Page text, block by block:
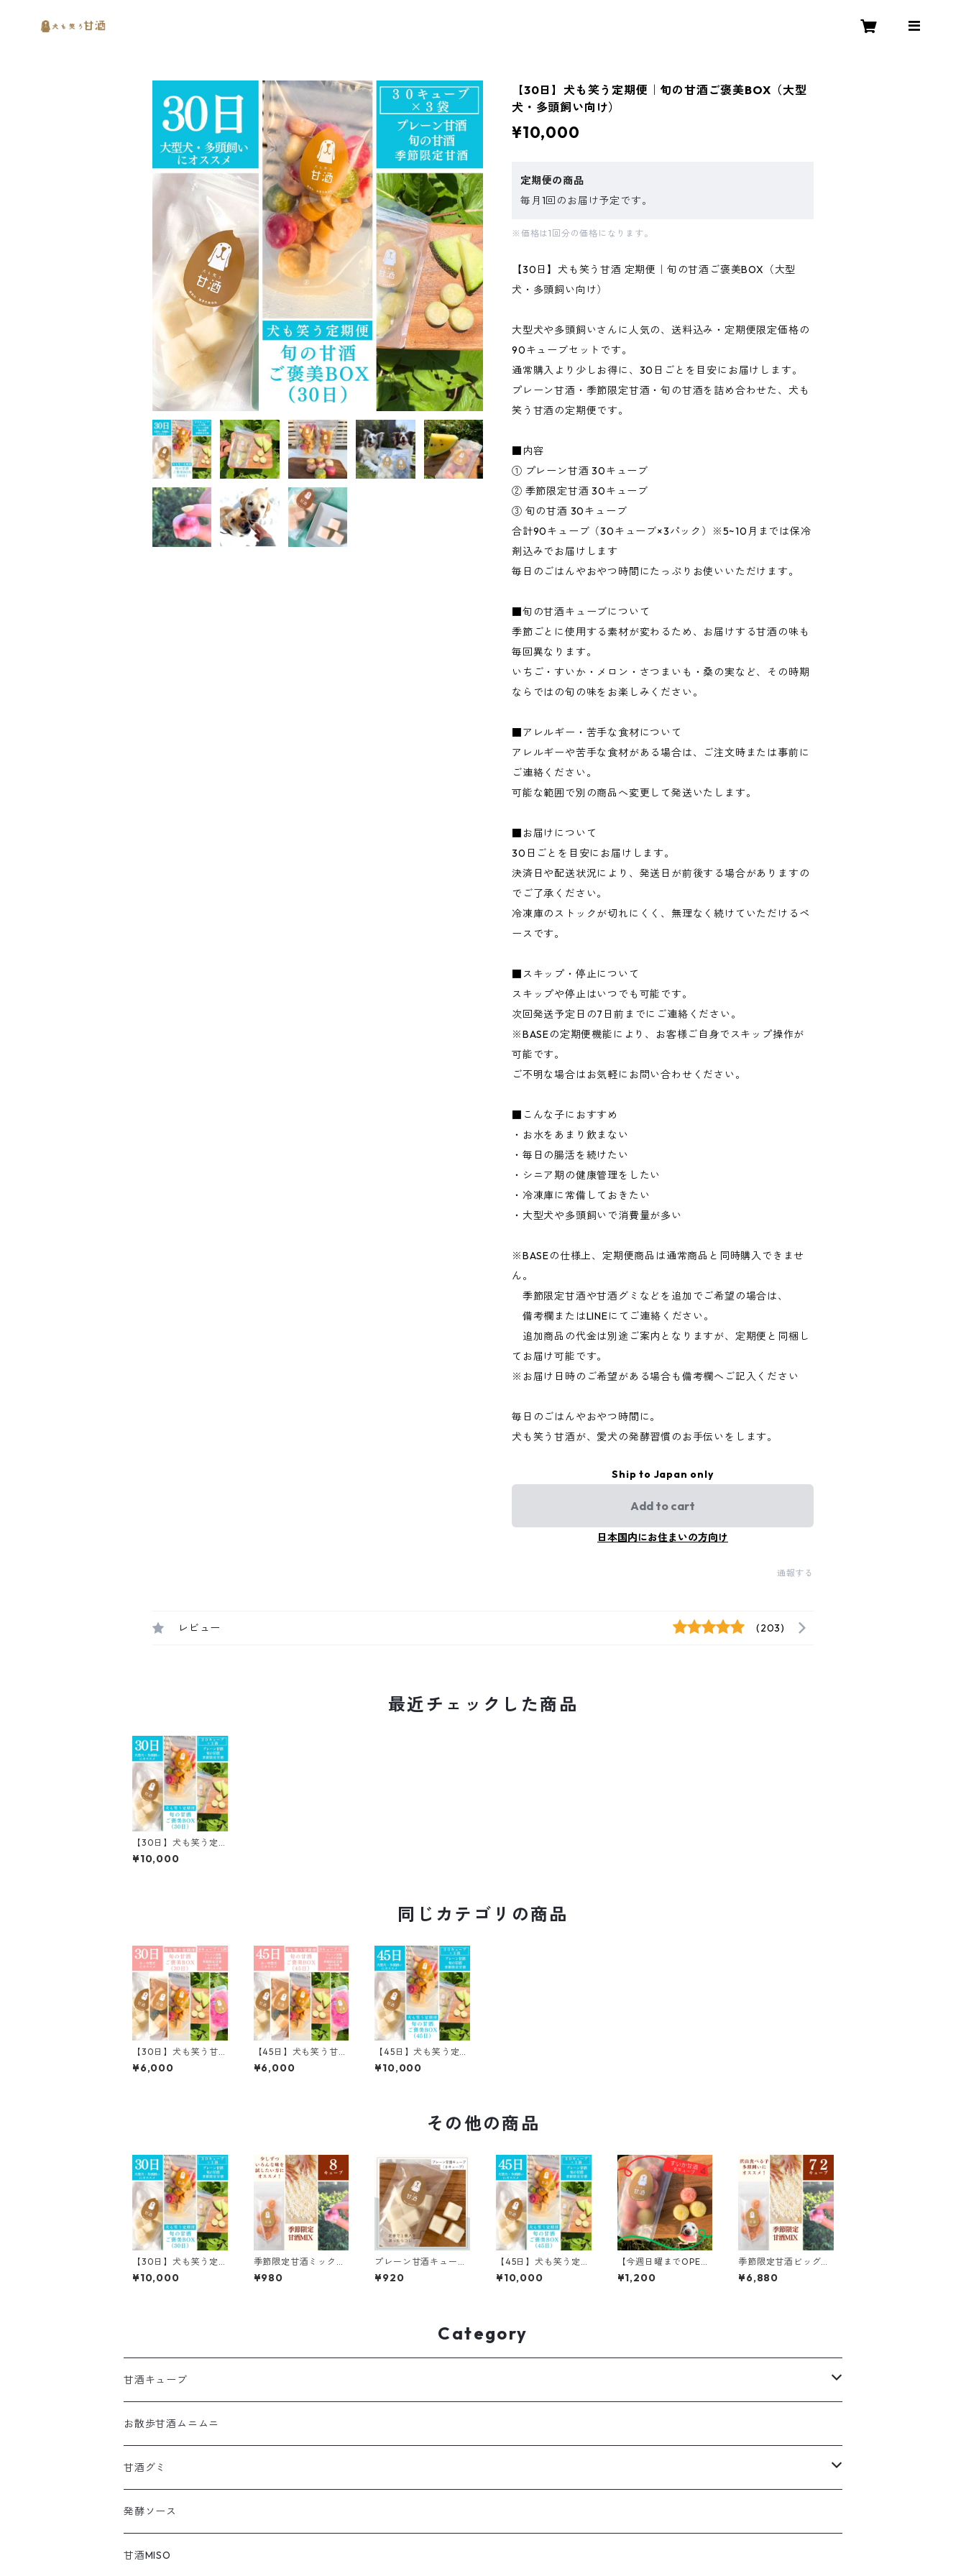
【30日】犬も笑う定期便｜旬の甘酒ご褒美BOX（大型
犬・多頭飼い向け）
¥10,000
定期便の商品
毎月1回のお届け予定です。
※価格は1回分の価格になります。
【30日】犬も笑う甘酒 定期便｜旬の甘酒ご褒美BOX（大型
犬・多頭飼い向け）
大型犬や多頭飼いさんに人気の、送料込み・定期便限定価格の
90キューブセットです。
通常購入より少しお得に、30日ごとを目安にお届けします。
プレーン甘酒・季節限定甘酒・旬の甘酒を詰め合わせた、犬も
笑う甘酒の定期便です。
■内容
① プレーン甘酒 30キューブ
② 季節限定甘酒 30キューブ
③ 旬の甘酒 30キューブ
合計90キューブ（30キューブ×3パック）※5~10月までは保冷
剤込みでお届けします
毎日のごはんやおやつ時間にたっぷりお使いいただけます。
■旬の甘酒キューブについて
季節ごとに使用する素材が変わるため、お届けする甘酒の味も
毎回異なります。
いちご・すいか・メロン・さつまいも・桑の実など、その時期
ならではの旬の味をお楽しみください。
■アレルギー・苦手な食材について
アレルギーや苦手な食材がある場合は、ご注文時または事前に
ご連絡ください。
可能な範囲で別の商品へ変更して発送いたします。
■お届けについて
30日ごとを目安にお届けします。
決済日や配送状況により、発送日が前後する場合がありますの
でご了承ください。
冷凍庫のストックが切れにくく、無理なく続けていただけるペ
ースです。
■スキップ・停止について
スキップや停止はいつでも可能です。
次回発送予定日の7日前までにご連絡ください。
※BASEの定期便機能により、お客様ご自身でスキップ操作が
可能です。
ご不明な場合はお気軽にお問い合わせください。
■こんな子におすすめ
・お水をあまり飲まない
・毎日の腸活を続けたい
・シニア期の健康管理をしたい
・冷凍庫に常備しておきたい
・大型犬や多頭飼いで消費量が多い
※BASEの仕様上、定期便商品は通常商品と同時購入できませ
ん。
季節限定甘酒や甘酒グミなどを追加でご希望の場合は、
備考欄またはLINEにてご連絡ください。
追加商品の代金は別途ご案内となりますが、定期便と同梱し
てお届け可能です。
※お届け日時のご希望がある場合も備考欄へご記入ください
毎日のごはんやおやつ時間に。
犬も笑う甘酒が、愛犬の発酵習慣のお手伝いをします。
Ship to Japan only
Add to cart
日本国内にお住まいの方向け
通報する
レビュー (203)
最近チェックした商品
【30日】犬も笑う定
期便｜旬の甘酒ご褒美
BOX（大型犬・多頭飼
¥10,000
同じカテゴリの商品
【30日】犬も笑う甘
酒 定期便｜旬の甘酒お
楽しみBOX（小・中型
¥6,000
【45日】犬も笑う甘酒
定期便｜旬の甘酒お楽
しみBOX（小・中型犬
¥6,000
【45日】犬も笑う定期
便｜旬の甘酒ご褒美B
OX（大型犬・多頭飼
¥10,000
その他の商品
【30日】犬も笑う定
期便｜旬の甘酒ご褒美
BOX（大型犬・多頭飼
¥10,000
季節限定甘酒ミックス
(中身は季節により変
化)【8キューブ入り】
¥980
プレーン甘酒キューブ
【8キューブ入り】
¥920
【45日】犬も笑う定期
便｜旬の甘酒ご褒美B
OX（大型犬・多頭飼
¥10,000
【今週日曜までOPE
N】すいか甘酒キュー
ブ｜自家栽培・無農薬
¥1,200
季節限定甘酒ビッグ
(中身は季節により変
化)【72キューブ入
¥6,880
Category
甘酒キューブ
季節限定
レギュラー
お散歩甘酒ムニムニ
甘酒グミ
スティックグミ
チップスグミ
発酵ソース
甘酒MISO